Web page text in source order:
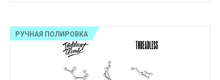
РУЧНАЯ ПОЛИРОВКА